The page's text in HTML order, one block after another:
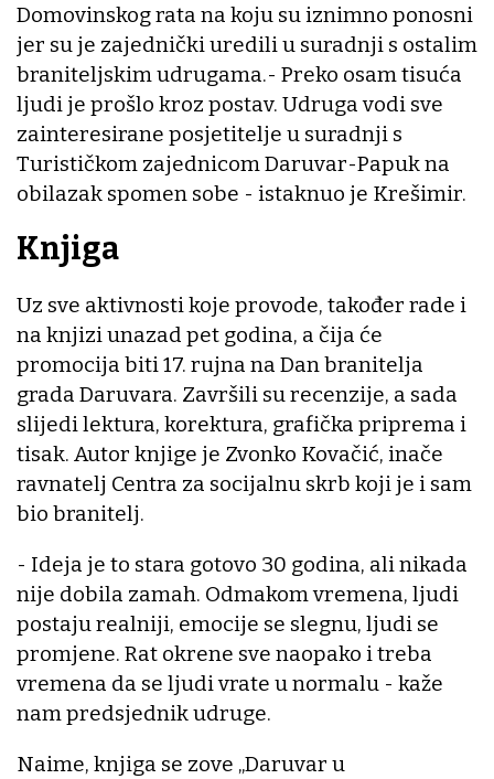
Domovinskog rata na koju su iznimno ponosni
jer su je zajednički uredili u suradnji s ostalim
braniteljskim udrugama.- Preko osam tisuća
ljudi je prošlo kroz postav. Udruga vodi sve
zainteresirane posjetitelje u suradnji s
Turističkom zajednicom Daruvar-Papuk na
obilazak spomen sobe - istaknuo je Krešimir.
Knjiga
Uz sve aktivnosti koje provode, također rade i
na knjizi unazad pet godina, a čija će
promocija biti 17. rujna na Dan branitelja
grada Daruvara. Završili su recenzije, a sada
slijedi lektura, korektura, grafička priprema i
tisak. Autor knjige je Zvonko Kovačić, inače
ravnatelj Centra za socijalnu skrb koji je i sam
bio branitelj.
- Ideja je to stara gotovo 30 godina, ali nikada
nije dobila zamah. Odmakom vremena, ljudi
postaju realniji, emocije se slegnu, ljudi se
promjene. Rat okrene sve naopako i treba
vremena da se ljudi vrate u normalu - kaže
nam predsjednik udruge.
Naime, knjiga se zove „Daruvar u